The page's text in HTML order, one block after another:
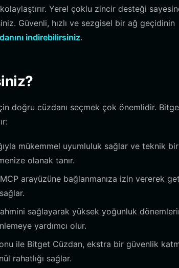
Yerel çoklu zincir desteği
Güvenli, hızlı ve sezgisel bir ağ geçidinin
indirebilirsiniz.
doğru cüzdanı seçmek çok önemlidir.
mükemmel uyumluluk sağlar ve teknik bir
olanak tanır.
arayüzüne bağlanmanıza izin vererek
sağlayarak yüksek yoğunluk
yardımcı olur.
ile Bitget Cüzdan, ekstra bir güvenlik
rahatlığı sağlar.